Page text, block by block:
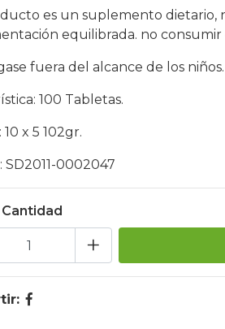
es un suplemento dietario,
equilibrada. no
fuera del alcance de los niños.
100 Tabletas.
10 x 5 102gr.
SD2011-0002047
Cantidad
+